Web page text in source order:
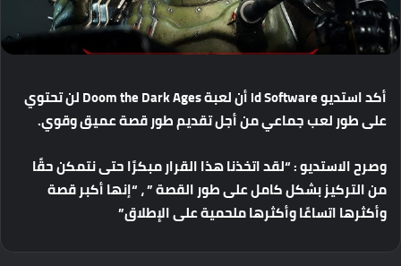
أكداستديوid Softwareأنلعبة لنتحتوي
علىطورلعبجماعيمنأجلتقديمطورقصةعميقوقوي.
وصرحالاستديو: “لقداتخذناهذاالقرارمبكرًاحتىنتمكنحقًا
منالتركيزبشكلكاملعلىطورالقصة”،“إنهاأكبرقصة
وأكثرهااتساعًاوأكثرهاملحميةعلىالإطلاق”